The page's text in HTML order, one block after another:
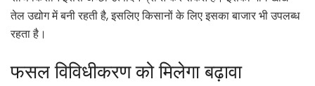
तेल उद्योग में बनी रहती है, इसलिए किसानों के लिए इसका बाजार भी उपलब्ध
रहता है।
फसल विविधीकरण को मिलेगा बढ़ावा